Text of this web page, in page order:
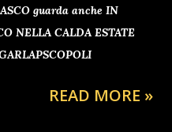
guarda anche IN
NELLA CALDA ESTATE
READ MORE »